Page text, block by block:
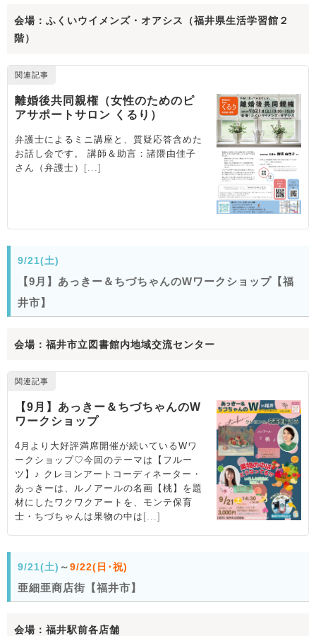
会場：ふくいウイメンズ・オアシス（福井県生活学習館２
階）
9/21(土)
【9月】あっきー＆ちづちゃんのWワークショップ【福
井市】
会場：福井市立図書館内地域交流センター
9/21(土) ～9/22(日･祝)
亜細亜商店街【福井市】
会場：福井駅前各店舗